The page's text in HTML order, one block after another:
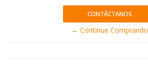
CONTÁCTANOS
← Continue Comprando